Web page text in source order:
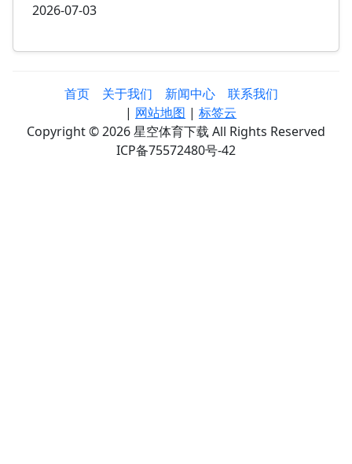
2026-07-03
首页 关于我们 新闻中心
联系我们
| 网站地图 | 标签云
Copyright © 2026 星空体育下载 All Rights Reserved
ICP备75572480号-42